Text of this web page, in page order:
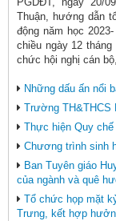
Thuận, hướng dẫn
động năm học
chiều ngày 12
chức hội nghị cán
Những dấu ấn nổi
Trường TH&THCS
Thực hiện Quy chế
Chương trình sinh
Ban Tuyên giáo
của ngành và quê
Tổ chức họp mặt
Trưng, kết hợp